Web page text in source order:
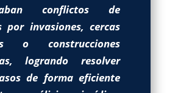
conflictos de
por invasiones, cercas
o construcciones
logrando resolver
de forma eficiente